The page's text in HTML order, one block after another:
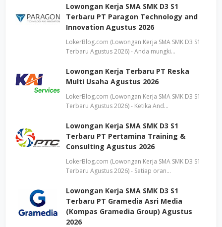
Lowongan Kerja SMA SMK D3 S1
Terbaru PT Paragon Technology and
Innovation Agustus 2026
LokerBlog.com (Lowongan Kerja SMA SMK D3 S1
Terbaru Agustus 2026) - Anda mungki…
Lowongan Kerja Terbaru PT Reska
Multi Usaha Agustus 2026
LokerBlog.com (Lowongan Kerja SMA SMK D3 S1
Terbaru Agustus 2026) - Ketika And…
Lowongan Kerja SMA SMK D3 S1
Terbaru PT Pertamina Training &
Consulting Agustus 2026
LokerBlog.com (Lowongan Kerja SMA SMK D3 S1
Terbaru Agustus 2026) - Setiap oran…
Lowongan Kerja SMA SMK D3 S1
Terbaru PT Gramedia Asri Media
(Kompas Gramedia Group) Agustus
2026